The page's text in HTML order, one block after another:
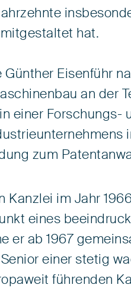
hat.
Eisenführ
an der
einer Forschungs-
zum
Kanzlei im Jahr
eines
er ab 1967
einer stetig
führenden